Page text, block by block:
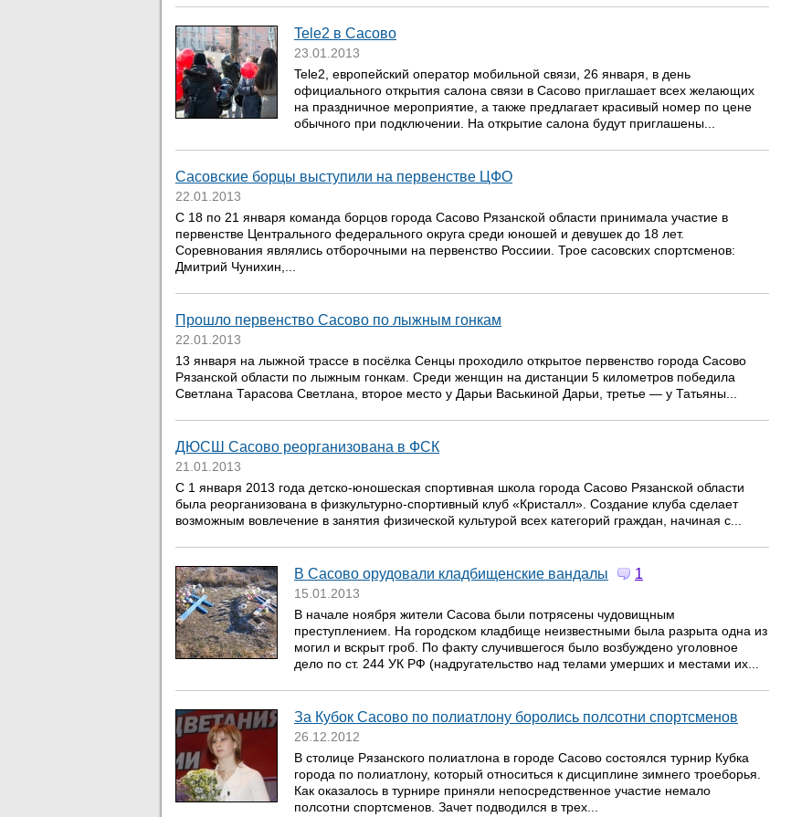
Tele2 в Сасово
23.01.2013
Tele2, европейский оператор мобильной связи, 26 января, в день
официального открытия салона связи в Сасово приглашает всех желающих
на праздничное мероприятие, а также предлагает красивый номер по цене
обычного при подключении. На открытие салона будут приглашены...
Сасовские борцы выступили на первенстве ЦФО
22.01.2013
С 18 по 21 января команда борцов города Сасово Рязанской области принимала участие в
первенстве Центрального федерального округа среди юношей и девушек до 18 лет.
Соревнования являлись отборочными на первенство Россиии. Трое сасовских спортсменов:
Дмитрий Чунихин,...
Прошло первенство Сасово по лыжным гонкам
22.01.2013
13 января на лыжной трассе в посёлка Сенцы проходило открытое первенство города Сасово
Рязанской области по лыжным гонкам. Среди женщин на дистанции 5 километров победила
Светлана Тарасова Светлана, второе место у Дарьи Васькиной Дарьи, третье — у Татьяны...
ДЮСШ Сасово реорганизована в ФСК
21.01.2013
С 1 января 2013 года детско-юношеская спортивная школа города Сасово Рязанской области
была реорганизована в физкультурно-спортивный клуб «Кристалл». Создание клуба сделает
возможным вовлечение в занятия физической культурой всех категорий граждан, начиная с...
В Сасово орудовали кладбищенские вандалы 1
15.01.2013
В начале ноября жители Сасова были потрясены чудовищным
преступлением. На городском кладбище неизвестными была разрыта одна из
могил и вскрыт гроб. По факту случившегося было возбуждено уголовное
дело по ст. 244 УК РФ (надругательство над телами умерших и местами их...
За Кубок Сасово по полиатлону боролись полсотни спортсменов
26.12.2012
В столице Рязанского полиатлона в городе Сасово состоялся турнир Кубка
города по полиатлону, который относиться к дисциплине зимнего троеборья.
Как оказалось в турнире приняли непосредственное участие немало
полсотни спортсменов. Зачет подводился в трех...